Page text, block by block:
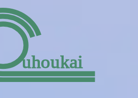
uhoukai